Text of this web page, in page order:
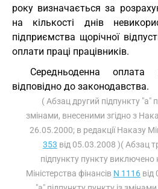
року визначається за
на кількості днів
підприємства щорічної
оплати праці працівників.
Середньоденна оплата
відповідно до законодавства.
( Абзац другий підпункту "а"
змінами, внесеними згідно з
26.05.2000; в редакції Наказу
353 від 05.03.2008 )( Абзац
підпункту пункту виключено
Міністерства фінансів N 1116 від